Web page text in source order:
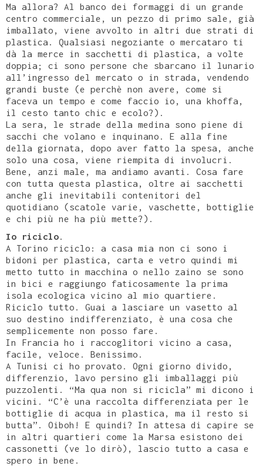
Ma allora? Al banco dei formaggi di un grande
centro commerciale, un pezzo di primo sale, già
imballato, viene avvolto in altri due strati di
plastica. Qualsiasi negoziante o mercataro ti
dà la merce in sacchetti di plastica, a volte
doppia; ci sono persone che sbarcano il lunario
all’ingresso del mercato o in strada, vendendo
grandi buste (e perchè non avere, come si
faceva un tempo e come faccio io, una khoffa,
il cesto tanto chic e ecolo?).
La sera, le strade della medina sono piene di
sacchi che volano e inquinano. E alla fine
della giornata, dopo aver fatto la spesa, anche
solo una cosa, viene riempita di involucri.
Bene, anzi male, ma andiamo avanti. Cosa fare
con tutta questa plastica, oltre ai sacchetti
anche gli inevitabili contenitori del
quotidiano (scatole varie, vaschette, bottiglie
e chi più ne ha più mette?).
Io riciclo.
A Torino riciclo: a casa mia non ci sono i
bidoni per plastica, carta e vetro quindi mi
metto tutto in macchina o nello zaino se sono
in bici e raggiungo faticosamente la prima
isola ecologica vicino al mio quartiere.
Riciclo tutto. Guai a lasciare un vasetto al
suo destino indifferenziato, è una cosa che
semplicemente non posso fare.
In Francia ho i raccoglitori vicino a casa,
facile, veloce. Benissimo.
A Tunisi ci ho provato. Ogni giorno divido,
differenzio, lavo persino gli imballaggi più
puzzolenti. “Ma qua non si ricicla” mi dicono i
vicini. “C’è una raccolta differenziata per le
bottiglie di acqua in plastica, ma il resto si
butta”. Oiboh! E quindi? In attesa di capire se
in altri quartieri come la Marsa esistono dei
cassonetti (ve lo dirò), lascio tutto a casa e
spero in bene.